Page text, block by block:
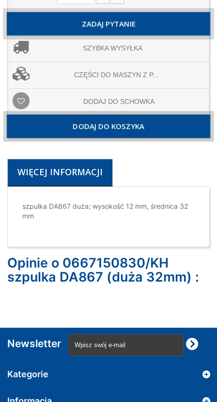
ZADAJ PYTANIE
SZYBKA WYSYŁKA
CZĘŚCI DO MASZYN Z P...
DODAJ DO SCHOWKA
DODAJ DO KOSZYKA
WIĘCEJ INFORMACJI
szpulka DA867 duża; wysokość 12 mm, średnica 32
mm
Opinie o 0667150830/KH
szpulka DA867 (duża 32mm) :
Newsletter
Kategorie